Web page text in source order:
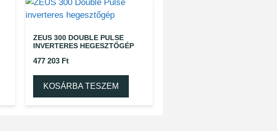
ZEUS 300 DOUBLE PULSE
INVERTERES HEGESZTŐGÉP
477 203 Ft
KOSÁRBA TESZEM